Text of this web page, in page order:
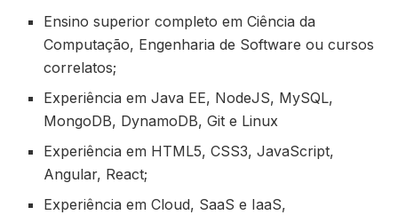
Ensino superior completo em Ciência da
Computação, Engenharia de Software ou cursos
correlatos;
Experiência em Java EE, NodeJS, MySQL,
MongoDB, DynamoDB, Git e Linux
Experiência em HTML5, CSS3, JavaScript,
Angular, React;
Experiência em Cloud, SaaS e IaaS,